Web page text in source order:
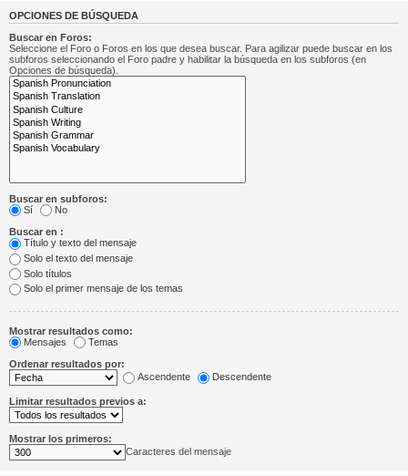
OPCIONES DE BÚSQUEDA
Buscar en Foros:
Seleccione el Foro o Foros en los que desea buscar. Para agilizar puede buscar en los
subforos seleccionando el Foro padre y habilitar la búsqueda en los subforos (en
Opciones de búsqueda).
Buscar en subforos:
Sí
No
Buscar en :
Título y texto del mensaje
Solo el texto del mensaje
Solo títulos
Solo el primer mensaje de los temas
Mostrar resultados como:
Mensajes
Temas
Ordenar resultados por:
Ascendente
Descendente
Limitar resultados previos a:
Mostrar los primeros:
Caracteres del mensaje